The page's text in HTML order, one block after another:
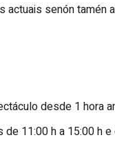
senón
desde 1 hora
de 11:00 h a 15:00 h